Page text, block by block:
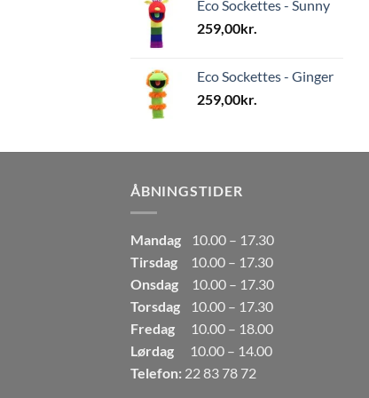
Eco Sockettes - Sunny
259,00kr.
Eco Sockettes - Ginger
259,00kr.
ÅBNINGSTIDER
Mandag
10.00 – 17.30
Tirsdag
10.00 – 17.30
Onsdag
10.00 – 17.30
Torsdag
10.00 – 17.30
Fredag
10.00 – 18.00
Lørdag
10.00 – 14.00
Telefon: 22 83 78 72